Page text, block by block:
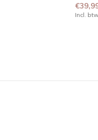
Incl. btw